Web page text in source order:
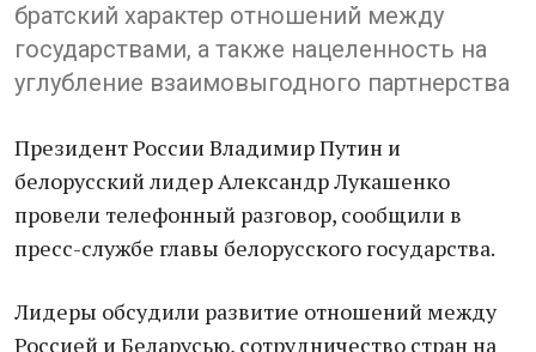
братский характер отношений между
государствами, а также нацеленность на
углубление взаимовыгодного партнерства
Президент России Владимир Путин и
белорусский лидер Александр Лукашенко
провели телефонный разговор, сообщили в
пресс-службе главы белорусского государства.
Лидеры обсудили развитие отношений между
Россией и Беларусью, сотрудничество стран на